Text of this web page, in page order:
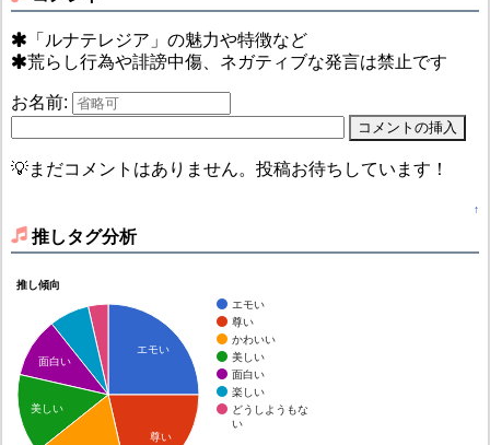
「ルナテレジア」の魅力や特徴など
荒らし行為や誹謗中傷、ネガティブな発言は禁止です
お名前:
💡まだコメントはありません。投稿お待ちしています！
↑
推しタグ分析
推し傾向
エモい
尊い
かわいい
美しい
面白い
楽しい
どうしようもな
い
エモい
尊い
面白い
美しい